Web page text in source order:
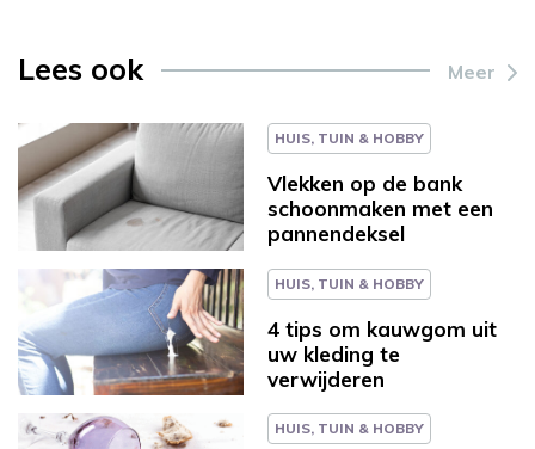
Lees ook Meer
HUIS, TUIN & HOBBY
Vlekken op de bank
schoonmaken met een
pannendeksel
HUIS, TUIN & HOBBY
4 tips om kauwgom uit
uw kleding te
verwijderen
HUIS, TUIN & HOBBY